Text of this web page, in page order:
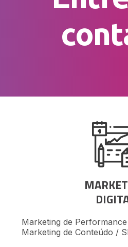
Marketing de
Marketing de Conteúdo /